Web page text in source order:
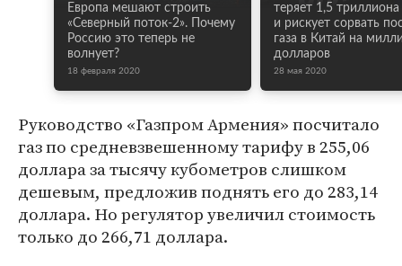
Европа мешают строить
«Северный поток-2». Почему
Россию это теперь не
волнует?
18 февраля 2020
теряет 1,5
и рискует сорвать
газа в Китай на
долларов
28 мая 2020
Руководство «Газпром Армения» посчитало
газ по средневзвешенному тарифу в 255,06
доллара за тысячу кубометров слишком
дешевым, предложив поднять его до 283,14
доллара. Но регулятор увеличил стоимость
только до 266,71 доллара.